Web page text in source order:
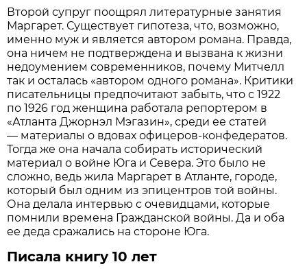
Второй супруг поощрял литературные занятия
Маргарет. Существует гипотеза, что, возможно,
именно муж и является автором романа. Правда,
она ничем не подтверждена и вызвана к жизни
недоумением современников, почему Митчелл
так и осталась «автором одного романа». Критики
писательницы предпочитают забыть, что с 1922
по 1926 год женщина работала репортером в
«Атланта Джорнэл Мэгазин», среди ее статей
— материалы о вдовах офицеров-конфедератов.
Тогда же она начала собирать исторический
материал о войне Юга и Севера. Это было не
сложно, ведь жила Маргарет в Атланте, городе,
который был одним из эпицентров той войны.
Она делала интервью с очевидцами, которые
помнили времена Гражданской войны. Да и оба
ее деда сражались на стороне Юга.
Писала книгу 10 лет